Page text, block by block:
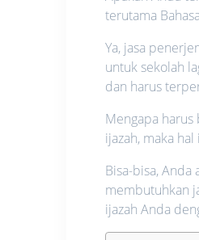
terutama
Ya, jasa
untuk sekolah
dan harus
Mengapa harus
ijazah, maka
Bisa-bisa,
membutuhkan
ijazah Anda